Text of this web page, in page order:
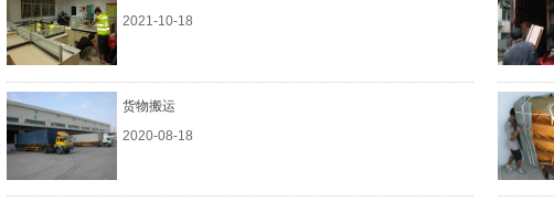
2021-10-18
货物搬运
2020-08-18